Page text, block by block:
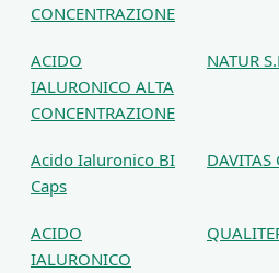
CONCENTRAZIONE
ACIDO
IALURONICO ALTA
CONCENTRAZIONE
NATUR
Acido Ialuronico BI
Caps
DAVITAS
ACIDO
IALURONICO